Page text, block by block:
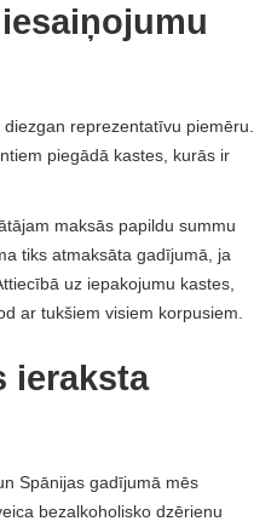
reprezentatīvu piemēru.
piegādā kastes, kurās ir
maksās papildu summu
tiks atmaksāta gadījumā, ja
uz iepakojumu kastes,
ar tukšiem visiem korpusiem.
ieraksta
Spānijas gadījumā mēs
bezalkoholisko dzērienu